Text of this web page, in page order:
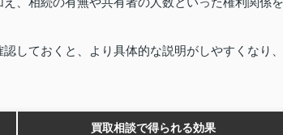
しておくと、より具体的な説明がしやすくなり、
買取相談で得られる効果